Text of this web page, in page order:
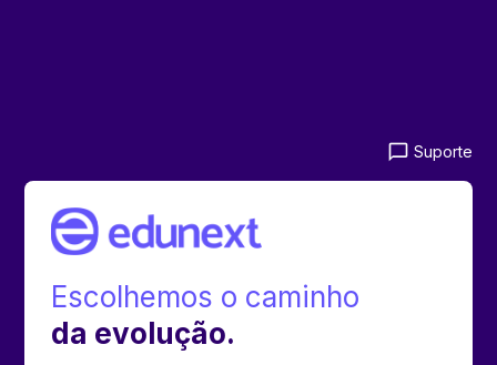
chat_bubble_outline Suporte
Escolhemos o caminho
da evolução.